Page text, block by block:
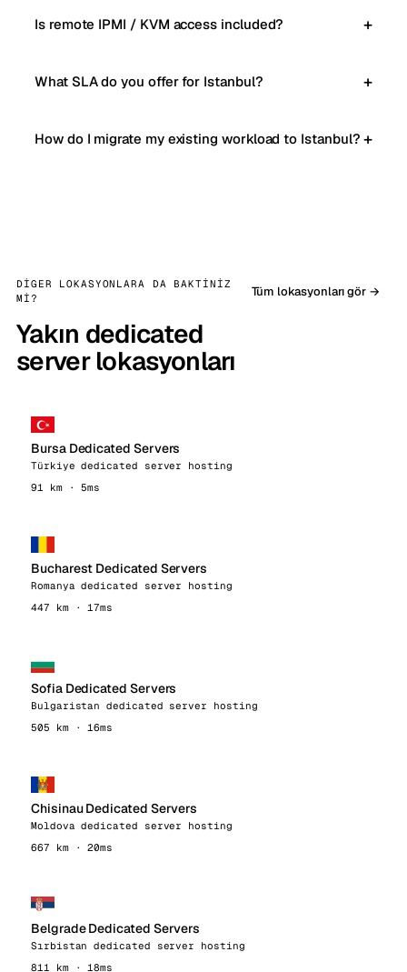
Is remote IPMI / KVM access included?
What SLA do you offer for Istanbul?
How do I migrate my existing workload to Istanbul?
DIGER LOKASYONLARA DA BAKTINIZ
MI?
Yakın dedicated
server lokasyonları
Tüm lokasyonları gör →
Bursa Dedicated Servers
Türkiye dedicated server hosting
91 km · 5ms
Bucharest Dedicated Servers
Romanya dedicated server hosting
447 km · 17ms
Sofia Dedicated Servers
Bulgaristan dedicated server hosting
505 km · 16ms
Chisinau Dedicated Servers
Moldova dedicated server hosting
667 km · 20ms
Belgrade Dedicated Servers
Sırbistan dedicated server hosting
811 km · 18ms